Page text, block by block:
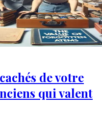
de votre
qui valent